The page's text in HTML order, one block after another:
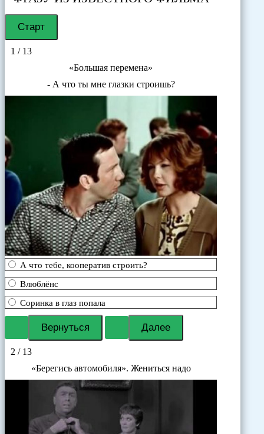
1 / 13
«Большая перемена»
- А что ты мне глазки строишь?
А что тебе, кооператив строить?
Влюблёнс
Соринка в глаз попала
2 / 13
«Берегись автомобиля». Жениться надо